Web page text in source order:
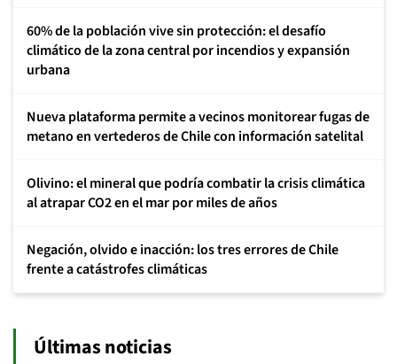
60% de la población vive sin protección: el desafío
climático de la zona central por incendios y expansión
urbana
Nueva plataforma permite a vecinos monitorear fugas de
metano en vertederos de Chile con información satelital
Olivino: el mineral que podría combatir la crisis climática
al atrapar CO2 en el mar por miles de años
Negación, olvido e inacción: los tres errores de Chile
frente a catástrofes climáticas
Últimas noticias